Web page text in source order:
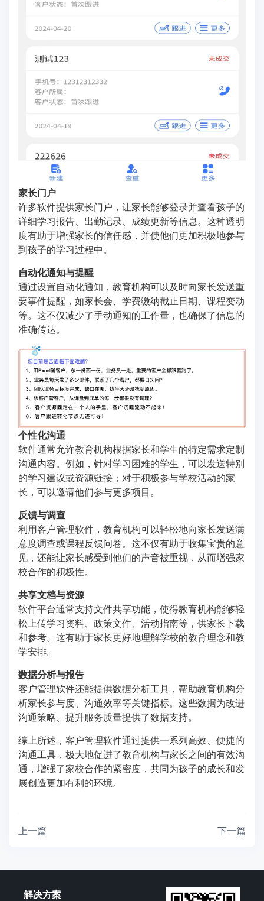
家长门户
许多软件提供家长门户，让家长能够登录并查看孩子的
详细学习报告、出勤记录、成绩更新等信息。这种透明
度有助于增强家长的信任感，并使他们更加积极地参与
到孩子的学习过程中。
自动化通知与提醒
通过设置自动化通知，教育机构可以及时向家长发送重
要事件提醒，如家长会、学费缴纳截止日期、课程变动
等。这不仅减少了手动通知的工作量，也确保了信息的
准确传达。
个性化沟通
软件通常允许教育机构根据家长和学生的特定需求定制
沟通内容。例如，针对学习困难的学生，可以发送特别
的学习建议或资源链接；对于积极参与学校活动的家
长，可以邀请他们参与更多项目。
反馈与调查
利用客户管理软件，教育机构可以轻松地向家长发送满
意度调查或课程反馈问卷。这不仅有助于收集宝贵的意
见，还能让家长感受到他们的声音被重视，从而增强家
校合作的积极性。
共享文档与资源
软件平台通常支持文件共享功能，使得教育机构能够轻
松上传学习资料、政策文件、活动指南等，供家长下载
和参考。这有助于家长更好地理解学校的教育理念和教
学安排。
数据分析与报告
客户管理软件还能提供数据分析工具，帮助教育机构分
析家长参与度、沟通效率等关键指标。这些数据为改进
沟通策略、提升服务质量提供了数据支持。
综上所述，客户管理软件通过提供一系列高效、便捷的
沟通工具，极大地促进了教育机构与家长之间的有效沟
通，增强了家校合作的紧密度，共同为孩子的成长和发
展创造更加有利的环境。
上一篇 下一篇
解决方案